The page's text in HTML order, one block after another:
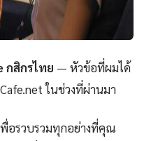
กสิกรไทย — หัวข้อที่ผมได้
ในช่วงที่ผ่านมา
อรวบรวมทุกอย่างที่คุณ